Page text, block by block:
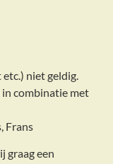
niet geldig.
combinatie met
Frans
graag een